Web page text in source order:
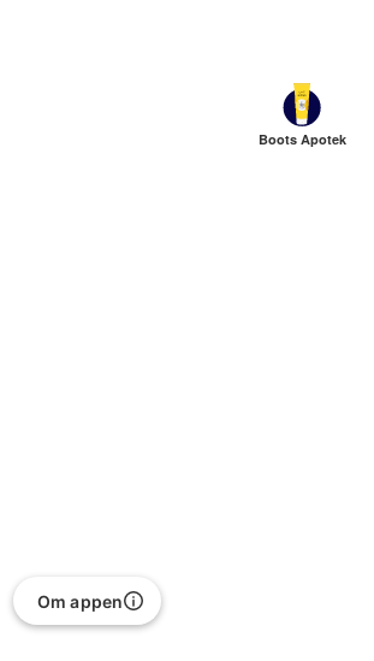
Boots Apotek
Om appen